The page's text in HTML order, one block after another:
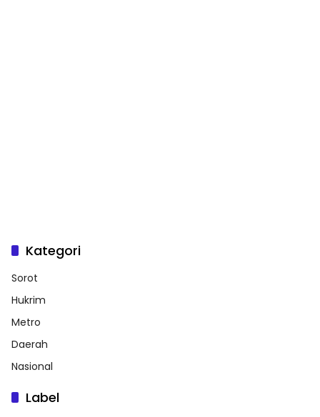
Kategori
Sorot
Hukrim
Metro
Daerah
Nasional
Label